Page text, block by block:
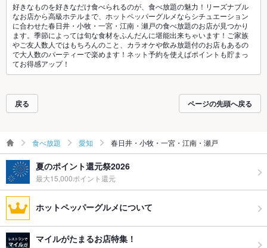
好きなものを好きなだけ食べられるのが、食べ放題の魅力！リーズナブル
なお店から高級ホテルまで、ホットペッパーグルメならシチュエーション
に合わせた春日井・小牧・一宮・江南・瀬戸の食べ放題のお店が見つかり
ます。季節によっては旬な食材をふんだんに堪能出来ちゃいます！ご家族
やご友人数人ではもちろんのこと、カラオケや飲み放題付のお店もあるの
で大人数のパーティーで楽めます！ネット予約を使えばポイントも貯まっ
てお得感アップ！
戻る ページの先頭へ戻る
食べ放題 愛知 春日井・小牧・一宮・江南・瀬戸
夏のポイント還元祭2026
最大15,000ポイント還元
ホットペッパーグルメについて
マイルがたまるお店特集！